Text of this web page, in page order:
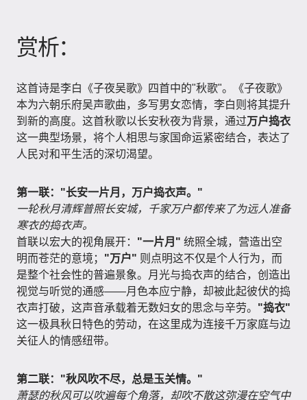
赏析：
这首诗是李白《子夜吴歌》四首中的"秋歌"。《子夜歌》
本为六朝乐府吴声歌曲，多写男女恋情，李白则将其提升
到新的高度。这首秋歌以长安秋夜为背景，通过万户捣衣
这一典型场景，将个人相思与家国命运紧密结合，表达了
人民对和平生活的深切渴望。
第一联："长安一片月，万户捣衣声。"
一轮秋月清辉普照长安城，千家万户都传来了为远人准备
寒衣的捣衣声。
首联以宏大的视角展开： "一片月" 统照全城，营造出空
明而苍茫的意境； "万户" 则点明这不仅是个人行为，而
是整个社会性的普遍景象。月光与捣衣声的结合，创造出
视觉与听觉的通感——月色本应宁静，却被此起彼伏的捣
衣声打破，这声音承载着无数妇女的思念与辛劳。 "捣衣"
这一极具秋日特色的劳动，在这里成为连接千万家庭与边
关征人的情感纽带。
第二联："秋风吹不尽，总是玉关情。"
萧瑟的秋风可以吹遍每个角落，却吹不散这弥漫在空气中